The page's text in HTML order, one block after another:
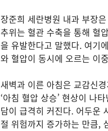
장준희 세란병원 내과 부장
추위는 혈관 수축을 통해 혈
을 유발한다고 말했다. 여기
와 혈압이 동시에 오르는 이
새벽과 이른 아침은 교감신
‘아침 혈압 상승’ 현상이 나
담이 급격히 커진다. 어두운
절 위험까지 증가하는 만큼,